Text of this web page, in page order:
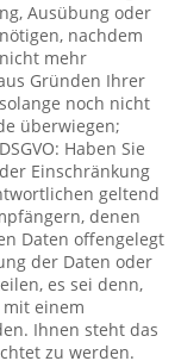
Ausübung oder
nachdem
mehr
Gründen Ihrer
noch nicht
überwiegen;
Haben Sie
Einschränkung
geltend
denen
Daten offengelegt
der Daten oder
es sei denn,
einem
Ihnen steht das
zu werden.